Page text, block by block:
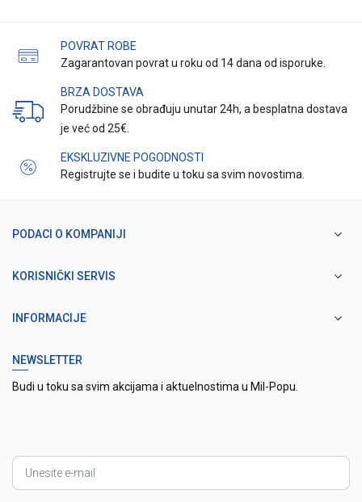
POVRAT ROBE
Zagarantovan povrat u roku od 14 dana od isporuke.
BRZA DOSTAVA
Porudžbine se obrađuju unutar 24h, a besplatna dostava
je već od 25€.
EKSKLUZIVNE POGODNOSTI
Registrujte se i budite u toku sa svim novostima.
PODACI O KOMPANIJI
KORISNIČKI SERVIS
INFORMACIJE
NEWSLETTER
Budi u toku sa svim akcijama i aktuelnostima u Mil-Popu.